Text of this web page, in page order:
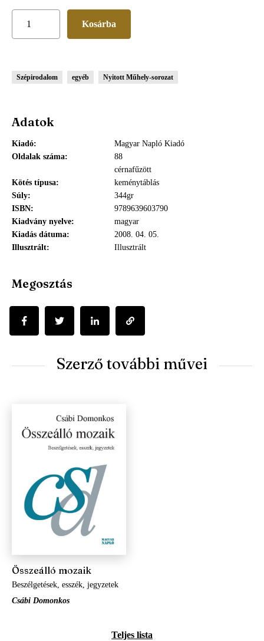
Szépirodalom egyéb Nyitott Műhely-sorozat
Szerző további művei
Összeálló mozaik
Beszélgetések, esszék, jegyzetek
Csábi Domonkos
Teljes lista
Adatok
Kiadó
Magyar Napló Kiadó
Oldalak száma
88
Kötés típusa
cérnafűzött
keménytáblás
Súly
344gr
ISBN
9789639603790
Kiadvány nyelve
magyar
Kiadás dátuma
2008. 04. 05.
Illusztrált
Illusztrált
Megosztás